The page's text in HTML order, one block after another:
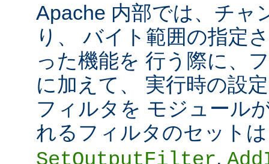
Apache 内部では、チャ
り、 バイト範囲の指定
った機能を 行う際に、
に加えて、 実行時の設
フィルタを モジュール
れるフィルタのセット
,